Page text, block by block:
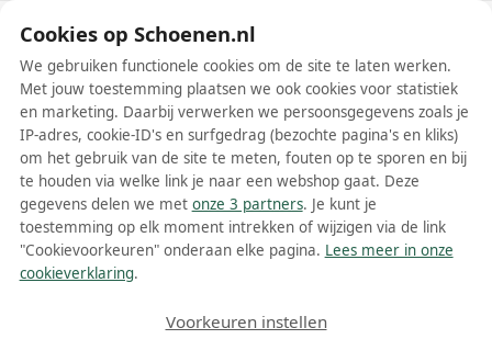
Schoenen.nl
Wis filters Alle filters
Zwarte Nodaleto dames laarzen
Meer lezen
Cookies op Schoenen.nl
We gebruiken functionele cookies om de site te laten werken.
Met jouw toestemming plaatsen we ook cookies voor statistiek
en marketing. Daarbij verwerken we persoonsgegevens zoals je
IP-adres, cookie-ID's en surfgedrag (bezochte pagina's en kliks)
om het gebruik van de site te meten, fouten op te sporen en bij
te houden via welke link je naar een webshop gaat. Deze
gegevens delen we met onze 3 partners. Je kunt je
toestemming op elk moment intrekken of wijzigen via de link
"Cookievoorkeuren" onderaan elke pagina. Lees meer in onze
cookieverklaring.
Voorkeuren instellen